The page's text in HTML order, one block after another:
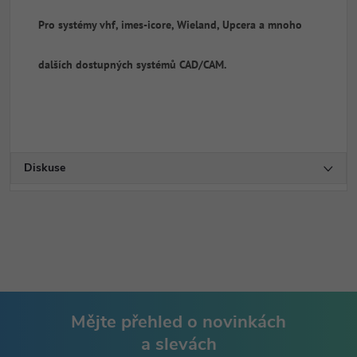
Pro systémy vhf, imes-icore, Wieland, Upcera a mnoho
dalších dostupných systémů CAD/CAM.
Diskuse
Mějte přehled o novinkách
a slevách